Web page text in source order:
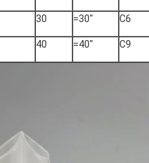
30 =30" C6
40 =40" C9